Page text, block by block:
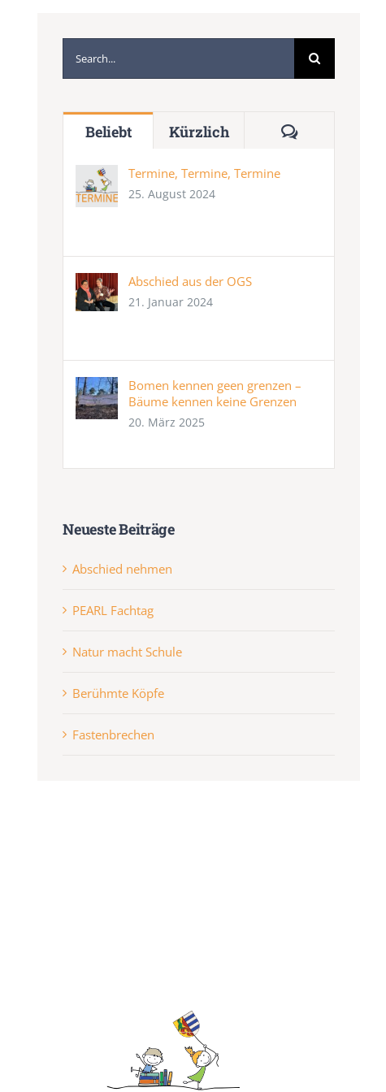
Beliebt Kürzlich Kommentare
Termine, Termine, Termine
25. August 2024
Abschied aus der OGS
21. Januar 2024
Bomen kennen geen grenzen –
Bäume kennen keine Grenzen
20. März 2025
Neueste Beiträge
Abschied nehmen
PEARL Fachtag
Natur macht Schule
Berühmte Köpfe
Fastenbrechen